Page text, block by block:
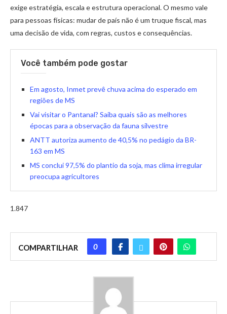
exige estratégia, escala e estrutura operacional. O mesmo vale
para pessoas físicas: mudar de país não é um truque fiscal, mas
uma decisão de vida, com regras, custos e consequências.
Você também pode gostar
Em agosto, Inmet prevê chuva acima do esperado em
regiões de MS
Vai visitar o Pantanal? Saiba quais são as melhores
épocas para a observação da fauna silvestre
ANTT autoriza aumento de 40,5% no pedágio da BR-
163 em MS
MS conclui 97,5% do plantio da soja, mas clima irregular
preocupa agricultores
1.847
COMPARTILHAR 0